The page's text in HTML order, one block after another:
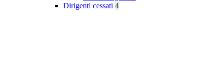
Dirigenti cessati 4